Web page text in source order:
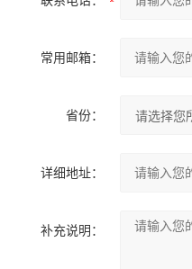
常用邮箱：
省份：
详细地址：
补充说明：